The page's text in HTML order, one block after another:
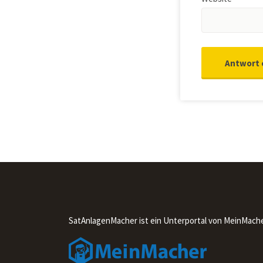
SatAnlagenMacher ist ein Unterportal von